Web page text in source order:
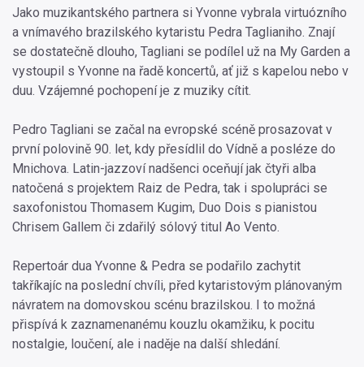
Jako muzikantského partnera si Yvonne vybrala virtuózního
a vnímavého brazilského kytaristu Pedra Taglianiho. Znají
se dostatečně dlouho, Tagliani se podílel už na My Garden a
vystoupil s Yvonne na řadě koncertů, ať již s kapelou nebo v
duu. Vzájemné pochopení je z muziky cítit.
Pedro Tagliani se začal na evropské scéně prosazovat v
první polovině 90. let, kdy přesídlil do Vídně a posléze do
Mnichova. Latin-jazzoví nadšenci oceňují jak čtyři alba
natočená s projektem Raiz de Pedra, tak i spolupráci se
saxofonistou Thomasem Kugim, Duo Dois s pianistou
Chrisem Gallem či zdařilý sólový titul Ao Vento.
Repertoár dua Yvonne & Pedra se podařilo zachytit
takříkajíc na poslední chvíli, před kytaristovým plánovaným
návratem na domovskou scénu brazilskou. I to možná
přispívá k zaznamenanému kouzlu okamžiku, k pocitu
nostalgie, loučení, ale i naděje na další shledání.